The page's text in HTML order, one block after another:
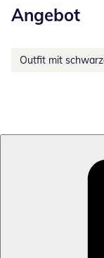
Angebot
Outfit mit